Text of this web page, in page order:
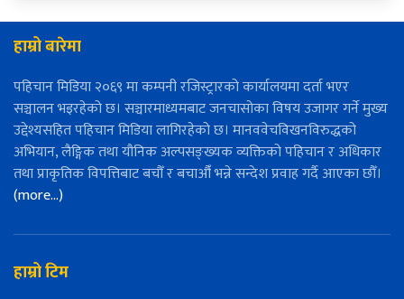
हाम्रो बारेमा
पहिचान मिडिया २०६९ मा कम्पनी रजिस्ट्रारको कार्यालयमा दर्ता भएर
सञ्चालन भइरहेको छ। सञ्चारमाध्यमबाट जनचासोका विषय उजागर गर्ने मुख्य
उद्देश्यसहित पहिचान मिडिया लागिरहेको छ। मानववेचविखनविरुद्धको
अभियान, लैङ्गिक तथा यौनिक अल्पसङ्ख्यक व्यक्तिको पहिचान र अधिकार
तथा प्राकृतिक विपत्तिबाट बचौँ र बचाऔँ भन्ने सन्देश प्रवाह गर्दै आएका छौँ।
(more…)
हाम्रो टिम